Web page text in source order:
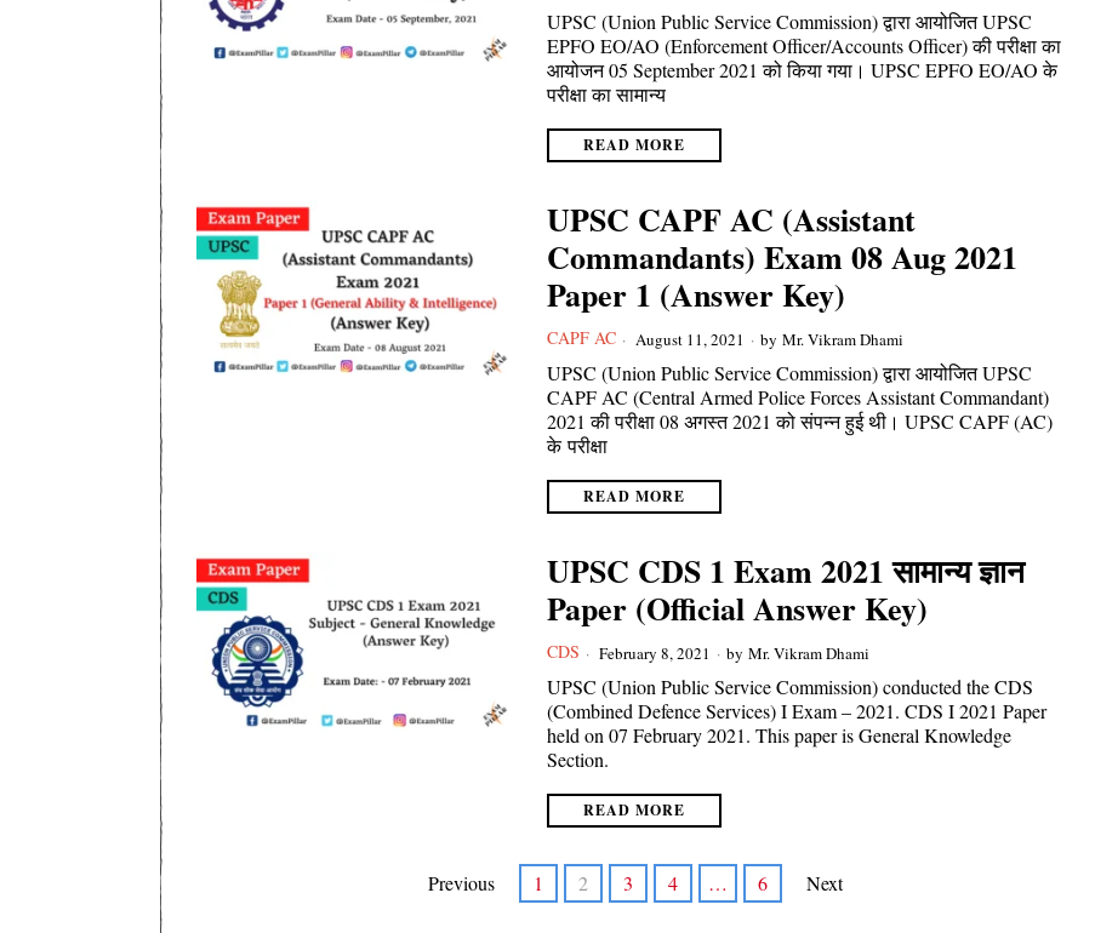
UPSC (Union Public Service Commission) द्वारा आयोजित UPSC
EPFO EO/AO (Enforcement Officer/Accounts Officer) की परीक्षा का
आयोजन 05 September 2021 को किया गया। UPSC EPFO EO/AO के
परीक्षा का सामान्य
READ MORE
UPSC CAPF AC (Assistant
Commandants) Exam 08 Aug 2021
Paper 1 (Answer Key)
CAPF AC August 11, 2021 by Mr. Vikram Dhami
UPSC (Union Public Service Commission) द्वारा आयोजित UPSC
CAPF AC (Central Armed Police Forces Assistant Commandant)
2021 की परीक्षा 08 अगस्त 2021 को संपन्न हुई थी। UPSC CAPF (AC)
के परीक्षा
READ MORE
UPSC CDS 1 Exam 2021 सामान्य ज्ञान
Paper (Official Answer Key)
CDS February 8, 2021 by Mr. Vikram Dhami
UPSC (Union Public Service Commission) conducted the CDS
(Combined Defence Services) I Exam – 2021. CDS I 2021 Paper
held on 07 February 2021. This paper is General Knowledge
Section.
READ MORE
Previous 1 2 3 4 … 6 Next